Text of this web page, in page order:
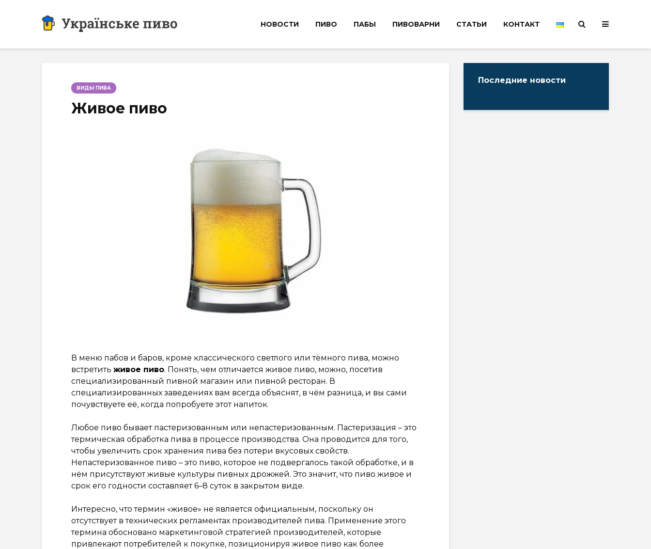
НОВОСТИ ПИВО ПАБЫ ПИВОВАРНИ СТАТЬИ КОНТАКТ
ВИДЫ ПИВА
Живое пиво
В меню пабов и баров, кроме классического светлого или тёмного пива, можно
встретить живое пиво. Понять, чем отличается живое пиво, можно, посетив
специализированный пивной магазин или пивной ресторан. В
специализированных заведениях вам всегда объяснят, в чём разница, и вы сами
почувствуете её, когда попробуете этот напиток.
Любое пиво бывает пастеризованным или непастеризованным. Пастеризация – это
термическая обработка пива в процессе производства. Она проводится для того,
чтобы увеличить срок хранения пива без потери вкусовых свойств.
Непастеризованное пиво – это пиво, которое не подвергалось такой обработке, и в
нём присутствуют живые культуры пивных дрожжей. Это значит, что пиво живое и
срок его годности составляет 6–8 суток в закрытом виде.
Интересно, что термин «живое» не является официальным, поскольку он
отсутствует в технических регламентах производителей пива. Применение этого
термина обосновано маркетинговой стратегией производителей, которые
привлекают потребителей к покупке, позиционируя живое пиво как более
Последние новости